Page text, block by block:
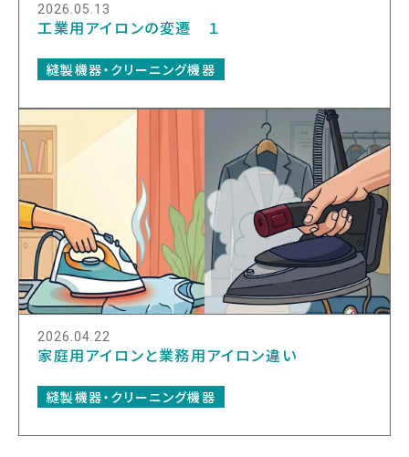
2026.05.13
工業用アイロンの変遷 １
縫製機器・クリーニング機器
2026.04.22
家庭用アイロンと業務用アイロン違い
縫製機器・クリーニング機器